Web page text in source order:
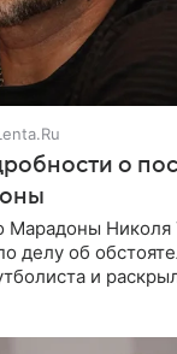
о
Марадоны Николя
делу об
и